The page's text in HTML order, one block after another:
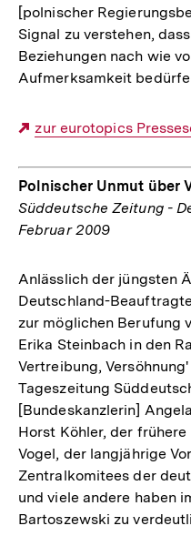
[polnischer
Signal zu verstehen,
Beziehungen nach wie
Aufmerksamkeit
Externer
zur eurotopics
Polnischer Unmut über
Süddeutsche Zeitung -
Februar 2009
Anlässlich der jüngsten
Deutschland-
zur möglichen Berufung
Erika Steinbach in den
Vertreibung,
Tageszeitung
[Bundeskanzlerin]
Horst Köhler, der
Vogel, der langjährige
Zentralkomitees der
und viele andere haben
Bartoszewski zu